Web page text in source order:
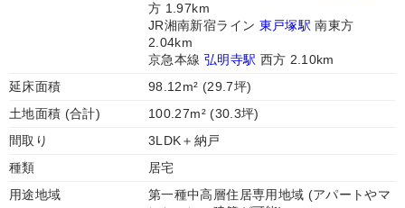
方 1.97km
JR湘南新宿ライン 東戸塚駅 南東方
2.04km
京急本線 弘明寺駅 西方 2.10km
延床面積
98.12m² (29.7坪)
土地面積 (合計)
100.27m² (30.3坪)
間取り
3LDK＋納戸
種類
居宅
用途地域
第一種中高層住居専用地域 (アパートやマ